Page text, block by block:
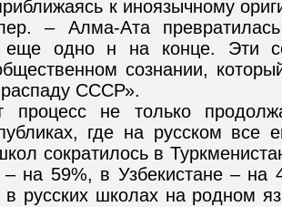
к иноязычному
– Алма-Ата
еще одно н на конце. Эти
сознании,
распаду СССР».
процесс не только
где на русском все
сократилось в
– на 59%, в Узбекистане – на
в русских школах на родном